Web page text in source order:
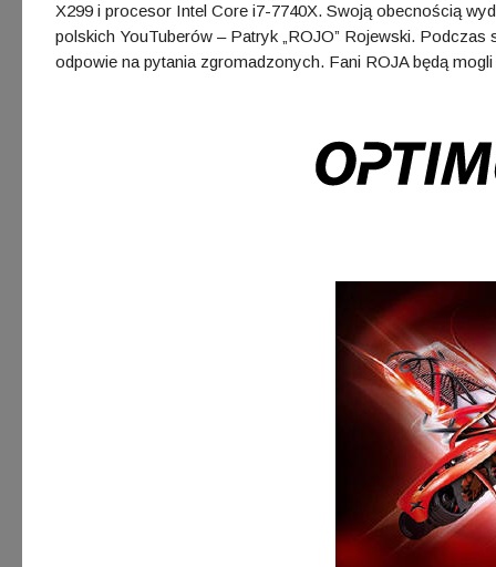
X299 i procesor Intel Core i7-7740X. Swoją obecnością
polskich YouTuberów – Patryk „ROJO” Rojewski.
odpowie na pytania zgromadzonych. Fani ROJA będą